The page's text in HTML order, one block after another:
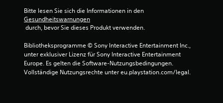
Bitte lesen Sie sich die Informationen in den
Gesundheitswarnungen
durch, bevor Sie dieses Produkt verwenden.
Bibliotheksprogramme © Sony Interactive Entertainment Inc.,
unter exklusiver Lizenz für Sony Interactive Entertainment
Europe. Es gelten die Software-Nutzungsbedingungen.
Vollständige Nutzungsrechte unter eu.playstation.com/legal.